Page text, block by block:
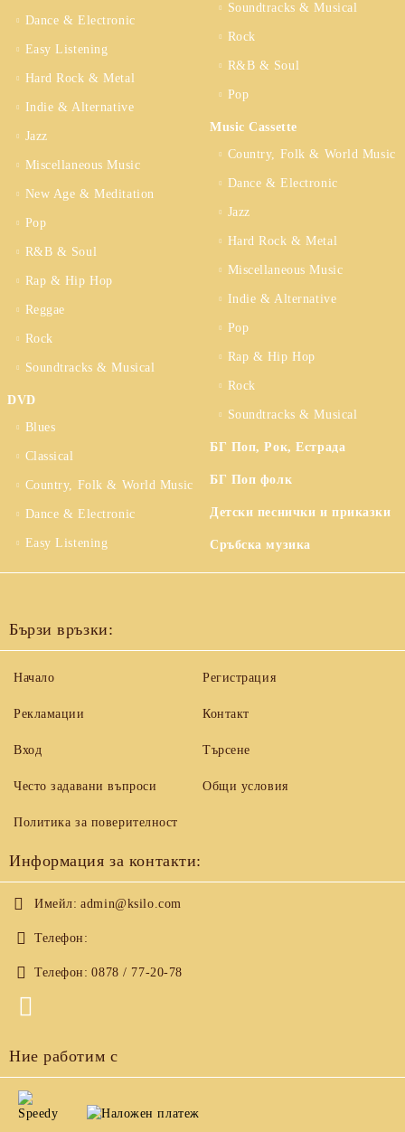
Dance & Electronic
Easy Listening
Hard Rock & Metal
Indie & Alternative
Jazz
Miscellaneous Music
New Age & Meditation
Pop
R&B & Soul
Rap & Hip Hop
Reggae
Rock
Soundtracks & Musical
DVD
Blues
Classical
Country, Folk & World Music
Dance & Electronic
Easy Listening
Soundtracks & Musical
Rock
R&B & Soul
Pop
Music Cassette
Country, Folk & World Music
Dance & Electronic
Jazz
Hard Rock & Metal
Miscellaneous Music
Indie & Alternative
Pop
Rap & Hip Hop
Rock
Soundtracks & Musical
БГ Поп, Рок, Естрада
БГ Поп фолк
Детски песнички и приказки
Сръбска музика
Бързи връзки:
Начало
Рекламации
Вход
Често задавани въпроси
Регистрация
Контакт
Търсене
Общи условия
Политика за поверителност
Информация за контакти:
Имейл: admin@ksilo.com
Телефон:
Телефон: 0878 / 77-20-78
Ние работим с